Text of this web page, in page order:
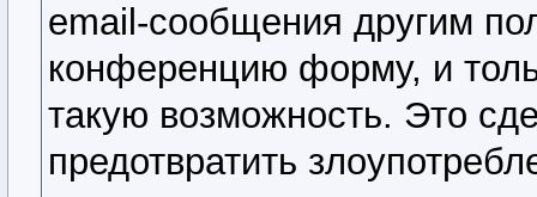
email-сообщения другим
конференцию форму, и
такую возможность. Это
предотвратить